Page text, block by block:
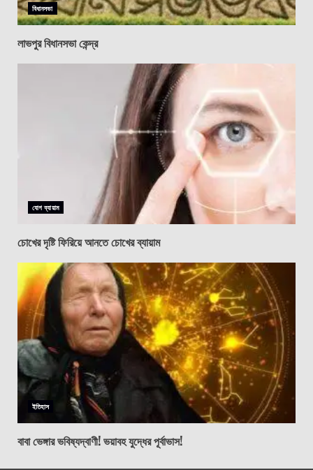
বিধানসভা
লাভপুর বিধানসভা কেন্দ্র
যোগ ব্যায়াম
চোখের দৃষ্টি ফিরিয়ে আনতে চোখের ব্যায়াম
ইতিহাস
বাবা ভেঙ্গার ভবিষ্যদ্বাণী! ভয়াবহ যুদ্ধের পূর্বাভাস!